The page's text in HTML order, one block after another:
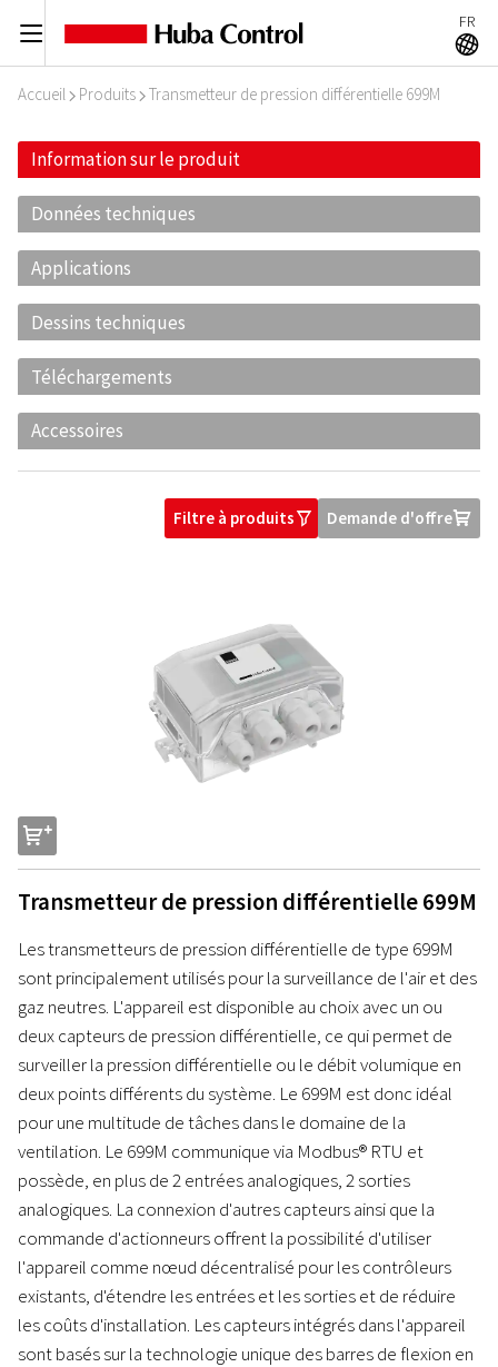
C FR
A
Accueil I Produits I Transmetteur de pression différentielle 699M
Information sur le produit
Données techniques
Applications
Dessins techniques
Téléchargements
Accessoires
Filtre à produitsO Demande d'offreU
s
Transmetteur de pression différentielle 699M
Les transmetteurs de pression différentielle de type 699M
sont principalement utilisés pour la surveillance de l'air et des
gaz neutres. L'appareil est disponible au choix avec un ou
deux capteurs de pression différentielle, ce qui permet de
surveiller la pression différentielle ou le débit volumique en
deux points différents du système. Le 699M est donc idéal
pour une multitude de tâches dans le domaine de la
ventilation. Le 699M communique via Modbus® RTU et
possède, en plus de 2 entrées analogiques, 2 sorties
analogiques. La connexion d'autres capteurs ainsi que la
commande d'actionneurs offrent la possibilité d'utiliser
l'appareil comme nœud décentralisé pour les contrôleurs
existants, d'étendre les entrées et les sorties et de réduire
les coûts d'installation. Les capteurs intégrés dans l'appareil
sont basés sur la technologie unique des barres de flexion en